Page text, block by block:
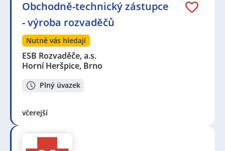
Obchodně-technický zástupce
- výroba rozvaděčů
Nutně vás hledají
ESB Rozvaděče, a.s.
Horní Heršpice, Brno
Plný úvazek
včerejší